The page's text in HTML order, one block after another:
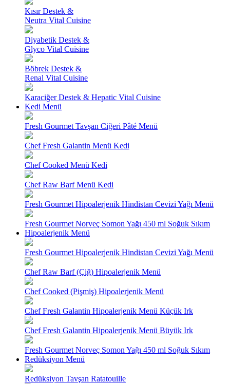
Kısır Destek &
Neutra Vital Cuisine
Diyabetik Destek &
Glyco Vital Cuisine
Böbrek Destek &
Renal Vital Cuisine
Karaciğer Destek & Hepatic Vital Cuisine
Kedi Menü
Fresh Gourmet Tavşan Ciğeri Pâté Menü
Chef Fresh Galantin Menü Kedi
Chef Cooked Menü Kedi
Chef Raw Barf Menü Kedi
Fresh Gourmet Hipoalerjenik Hindistan Cevizi Yağı Menü
Fresh Gourmet Norveç Somon Yağı 450 ml Soğuk Sıkım
Hipoalerjenik Menü
Fresh Gourmet Hipoalerjenik Hindistan Cevizi Yağı Menü
Chef Raw Barf (Çiğ) Hipoalerjenik Menü
Chef Cooked (Pişmiş) Hipoalerjenik Menü
Chef Fresh Galantin Hipoalerjenik Menü Küçük Irk
Chef Fresh Galantin Hipoalerjenik Menü Büyük Irk
Fresh Gourmet Norveç Somon Yağı 450 ml Soğuk Sıkım
Redüksiyon Menü
Redüksiyon Tavşan Ratatouille